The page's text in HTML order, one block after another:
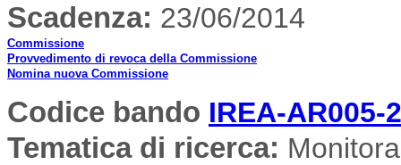
Scadenza: 23/06/2014
Commissione
Provvedimento di revoca della Commissione
Nomina nuova Commissione
Codice bando IREA-AR005-
Tematica di ricerca: